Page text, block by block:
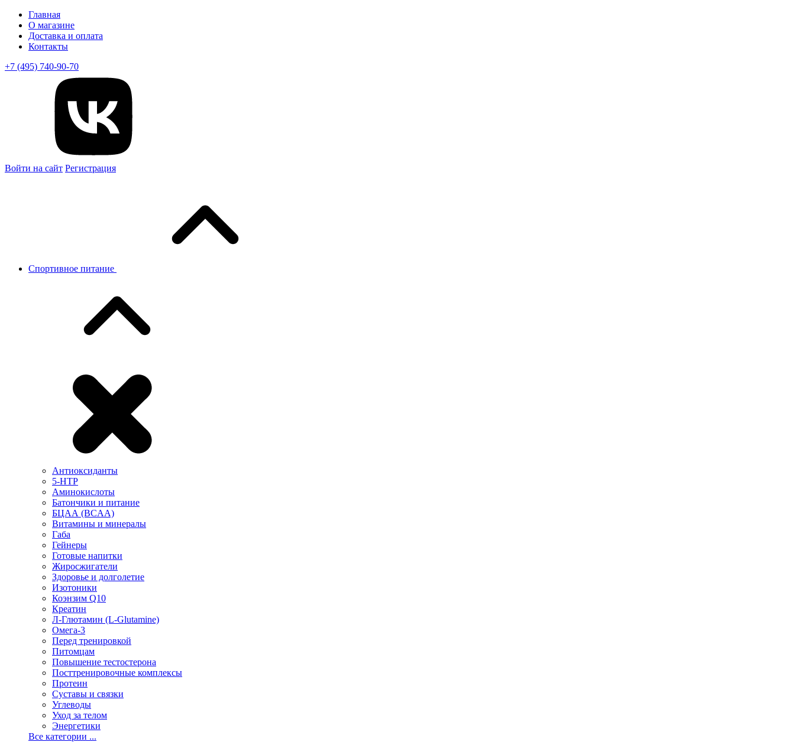
Главная
О магазине
Доставка и оплата
Контакты
+7 (495) 740-90-70
Войти на сайт Регистрация
Спортивное питание
Антиоксиданты
5-HTP
Аминокислоты
Батончики и питание
БЦАА (BCAA)
Витамины и минералы
Габа
Гейнеры
Готовые напитки
Жиросжигатели
Здоровье и долголетие
Изотоники
Коэнзим Q10
Креатин
Л-Глютамин (L-Glutamine)
Омега-3
Перед тренировкой
Питомцам
Повышение тестостерона
Посттренировочные комплексы
Протеин
Суставы и связки
Углеводы
Уход за телом
Энергетики
Все категории ...